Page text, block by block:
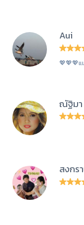
Aui
💖💖💖แ
ณัฐิมา
สงกร